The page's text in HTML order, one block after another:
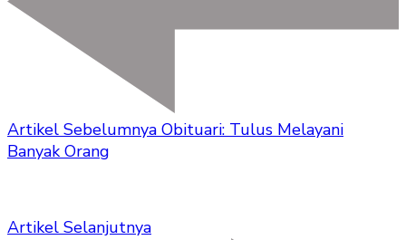
Artikel Sebelumnya Obituari: Tulus Melayani
Banyak Orang
Artikel Selanjutnya